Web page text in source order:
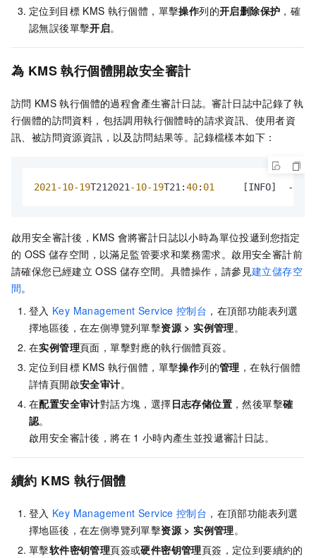
定位到目標 KMS 執行個體，單擊操作列的开启删除保护 ，確
認無誤後單擊开启。
為 KMS 執行個體開啟安全審計
訪問 KMS 執行個體的過程會產生審計日誌。審計日誌中記錄了執
行個體的訪問資料，包括調用執行個體時的請求資訊、使用者資
訊、被訪問資源資訊，以及訪問結果等。記錄檔樣本如下：
2021-10-19T212021-10-19T21:40: 01 [INFO]
  - -
啟用安全審計後，KMS 會將審計日誌以小時為單位投遞到您指定
的 OSS 儲存空間，以滿足監管要求和業務需求。啟用安全審計前
請確保您已經建立 OSS 儲存空間。具體操作，請參見建立儲存空
間。
登入 Key Management Service 控制台 ，在頂部功能表列選
擇地區後，在左側導覽列單擊资源>实例管理。
在实例管理頁面，單擊對應的執行個體頁簽。
定位到目標 KMS 執行個體，單擊操作列的管理 ，在執行個體
詳情頁開啟安全审计。
在配置安全审计對話方塊，選擇日志存储位置 ，然後單擊確
認。
啟用安全審計後，將在 1 小時內產生並投遞審計日誌。
續約 KMS 執行個體
登入 Key Management Service 控制台 ，在頂部功能表列選
擇地區後，在左側導覽列單擊资源>实例管理。
單擊软件密钥管理頁簽或硬件密钥管理頁簽，定位到要續約的